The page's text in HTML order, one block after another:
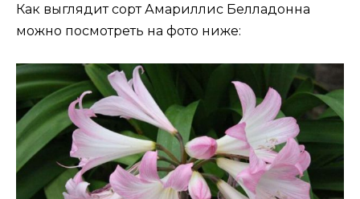
Как выглядит сорт Амариллис Белладонна
можно посмотреть на фото ниже: